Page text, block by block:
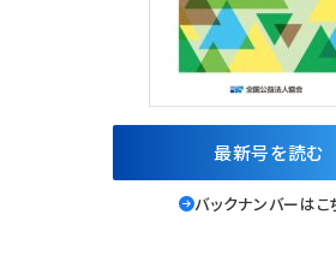
最新号を読む
バックナンバーはこ